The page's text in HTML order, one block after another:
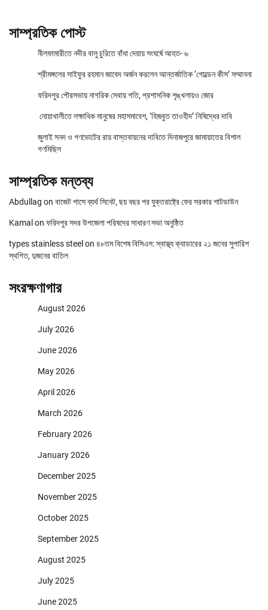
সাম্প্রতিক পোস্ট
নীলফামারীতে নদীর বালু চুরিতে বাঁধা দেয়ায় সংঘর্ষে আহত- ৬
শ্রীমঙ্গলের সাইফুর রহমান জাবেদ অর্জন করলেন আন্তর্জাতিক ‘গোল্ডেন কীস’ সম্মাননা
ফরিদপুর পৌরসভায় নাগরিক সেবায় গতি, প্রশাসনিক শৃঙ্খলায়ও জোর
নোয়াখালীতে লক্ষাধিক মানুষের মহাসমাবেশ, ‘হিজবুত তাওহীদ’ নিষিদ্ধের দাবি
জুলাই সনদ ও গণভোটের রায় বাস্তবায়নের দাবিতে দিনাজপুরে জামায়াতের বিশাল
গণমিছিল
সাম্প্রতিক মন্তব্য
Abdullag on বাজেট পাসে ব্যর্থ সিনেট, ছয় বছর পর যুক্তরাষ্ট্রে ফের সরকার শাটডাউন
Kamal on ফরিদপুর সদর উপজেলা পরিষদের সাধারণ সভা অনুষ্ঠিত
types stainless steel on ৪৮তম বিশেষ বিসিএস: স্বাস্থ্য ক্যাডারের ২১ জনের সুপারিশ
স্থগিত, দুজনের বাতিল
সংরক্ষণাগার
August 2026
July 2026
June 2026
May 2026
April 2026
March 2026
February 2026
January 2026
December 2025
November 2025
October 2025
September 2025
August 2025
July 2025
June 2025